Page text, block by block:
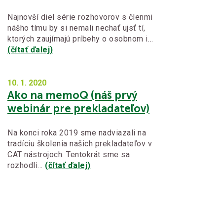
Najnovší diel série rozhovorov s členmi
nášho tímu by si nemali nechať ujsť tí,
ktorých zaujímajú príbehy o osobnom i…
(čítať ďalej)
10. 1. 2020
Ako na memoQ (náš prvý
webinár pre prekladateľov)
Na konci roka 2019 sme nadviazali na
tradíciu školenia našich prekladateľov v
CAT nástrojoch. Tentokrát sme sa
rozhodli… (čítať ďalej)